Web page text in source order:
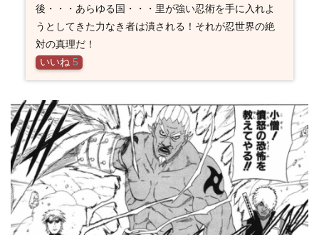
後・・・あらゆる国・・・里が強い忍術を手に入れよ
うとしてきた力なき者は潰される！それが忍世界の絶
対の真理だ！
いいね 5